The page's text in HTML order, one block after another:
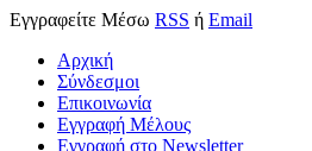
Εγγραφείτε Μέσω RSS ή Email
Αρχική
Σύνδεσμοι
Επικοινωνία
Εγγραφή Μέλους
Εγγραφή στο Newsletter